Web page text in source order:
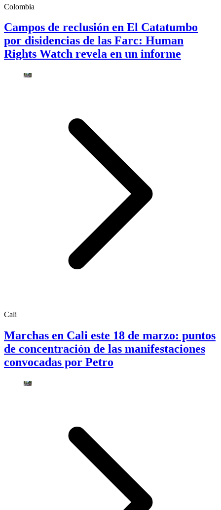
Colombia
Campos de reclusión en El Catatumbo
por disidencias de las Farc: Human
Rights Watch revela en un informe
Cali
Marchas en Cali este 18 de marzo: puntos
de concentración de las manifestaciones
convocadas por Petro